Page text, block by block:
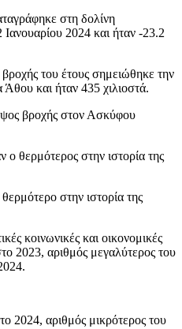
στη δολίνη
2024 και ήταν -23.2
του έτους σημειώθηκε την
και ήταν 435 χιλιοστά.
βροχής στον Ασκύφου
θερμότερος στην ιστορία της
στην ιστορία της
κοινωνικές και οικονομικές
2023, αριθμός μεγαλύτερος του
2024, αριθμός μικρότερος του